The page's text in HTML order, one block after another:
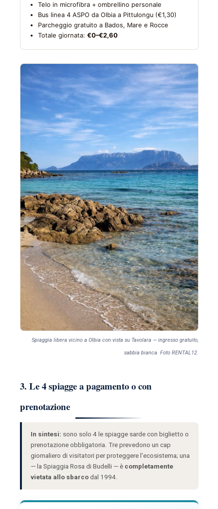
Telo in microfibra + ombrellino personale
Bus linea 4 ASPO da Olbia a Pittulongu (€1,30)
Parcheggio gratuito a Bados, Mare e Rocce
Totale giornata: €0–€2,60
Spiaggia libera vicino a Olbia con vista su Tavolara — ingresso gratuito,
sabbia bianca. Foto RENTAL12.
3. Le 4 spiagge a pagamento o con
prenotazione
In sintesi: sono solo 4 le spiagge sarde con biglietto o
prenotazione obbligatoria. Tre prevedono un cap
giornaliero di visitatori per proteggere l'ecosistema; una
— la Spiaggia Rosa di Budelli — è completamente
vietata allo sbarcodal 1994.